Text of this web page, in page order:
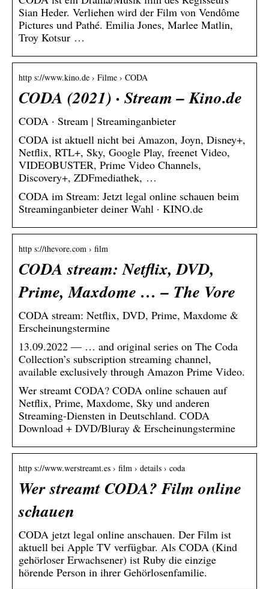
Sian Heder. Verliehen wird der Film von Vendôme
Pictures und Pathé. Emilia Jones, Marlee Matlin,
Troy Kotsur …
http s://www.kino.de › Filme › CODA
CODA (2021) · Stream – Kino.de
CODA · Stream | Streaminganbieter
CODA ist aktuell nicht bei Amazon, Joyn, Disney+,
Netflix, RTL+, Sky, Google Play, freenet Video,
VIDEOBUSTER, Prime Video Channels,
Discovery+, ZDFmediathek, …
CODA im Stream: Jetzt legal online schauen beim
Streaminganbieter deiner Wahl · KINO.de
http s://thevore.com › film
CODA stream: Netflix, DVD,
Prime, Maxdome … – The Vore
CODA stream: Netflix, DVD, Prime, Maxdome &
Erscheinungstermine
13.09.2022 — … and original series on The Coda
Collection’s subscription streaming channel,
available exclusively through Amazon Prime Video.
Wer streamt CODA? CODA online schauen auf
Netflix, Prime, Maxdome, Sky und anderen
Streaming-Diensten in Deutschland. CODA
Download + DVD/Bluray & Erscheinungstermine
http s://www.werstreamt.es › film › details › coda
Wer streamt CODA? Film online
schauen
CODA jetzt legal online anschauen. Der Film ist
aktuell bei Apple TV verfügbar. Als CODA (Kind
gehörloser Erwachsener) ist Ruby die einzige
hörende Person in ihrer Gehörlosenfamilie.